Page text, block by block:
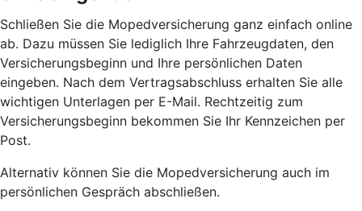
Schließen Sie die Mopedversicherung ganz einfach online
ab. Dazu müssen Sie lediglich Ihre Fahrzeugdaten, den
Versicherungsbeginn und Ihre persönlichen Daten
eingeben. Nach dem Vertragsabschluss erhalten Sie alle
wichtigen Unterlagen per E-Mail. Rechtzeitig zum
Versicherungsbeginn bekommen Sie Ihr Kennzeichen per
Post.
Alternativ können Sie die Mopedversicherung auch im
persönlichen Gespräch abschließen.